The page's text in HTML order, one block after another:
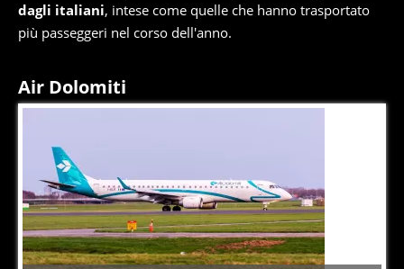
dagli italiani, intese come quelle che hanno trasportato
più passeggeri nel corso dell'anno.
Air Dolomiti